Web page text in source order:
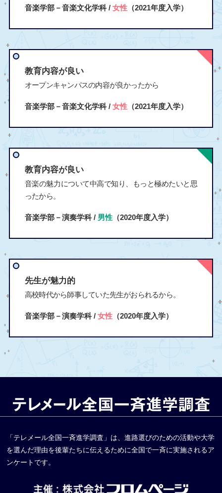
音楽学部－音楽文化学科 / 女性（2021年度入学）
教育内容が良い
オープンキャンパスの内容が良かったから
音楽学部－音楽文化学科 / 女性（2021年度入学）
教育内容が良い
音楽の魅力について中高で知り、もっと極めたいと思
ったから。
音楽学部－演奏学科 / 男性（2020年度入学）
先生が魅力的
高校時代から師事していた先生がおられるから。
音楽学部－演奏学科 / 女性（2020年度入学）
「テレメール全国一斉進学調査」は、進路選びのための活動や大学
を選んだ理由を後輩たちに伝えるために全国で一斉に実施されるア
ンケートです。